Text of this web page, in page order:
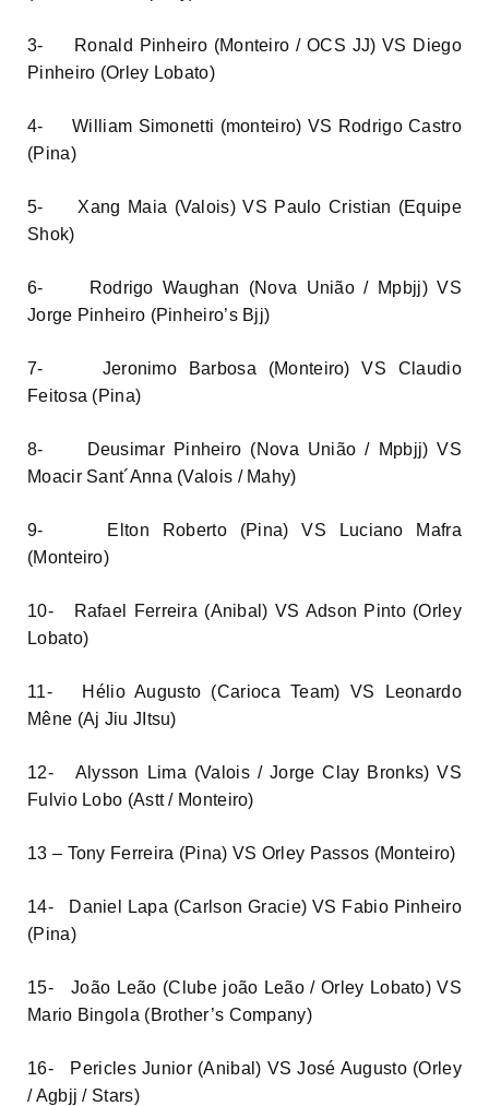
3- Ronald Pinheiro (Monteiro / OCS JJ) VS Diego
Pinheiro (Orley Lobato)
4- William Simonetti (monteiro) VS Rodrigo Castro
(Pina)
5- Xang Maia (Valois) VS Paulo Cristian (Equipe
Shok)
6- Rodrigo Waughan (Nova União / Mpbjj) VS
Jorge Pinheiro (Pinheiro’s Bjj)
7- Jeronimo Barbosa (Monteiro) VS Claudio
Feitosa (Pina)
8- Deusimar Pinheiro (Nova União / Mpbjj) VS
Moacir Sant´Anna (Valois / Mahy)
9- Elton Roberto (Pina) VS Luciano Mafra
(Monteiro)
10- Rafael Ferreira (Anibal) VS Adson Pinto (Orley
Lobato)
11- Hélio Augusto (Carioca Team) VS Leonardo
Mêne (Aj Jiu JItsu)
12- Alysson Lima (Valois / Jorge Clay Bronks) VS
Fulvio Lobo (Astt / Monteiro)
13 – Tony Ferreira (Pina) VS Orley Passos (Monteiro)
14- Daniel Lapa (Carlson Gracie) VS Fabio Pinheiro
(Pina)
15- João Leão (Clube joão Leão / Orley Lobato) VS
Mario Bingola (Brother’s Company)
16- Pericles Junior (Anibal) VS José Augusto (Orley
/ Agbjj / Stars)